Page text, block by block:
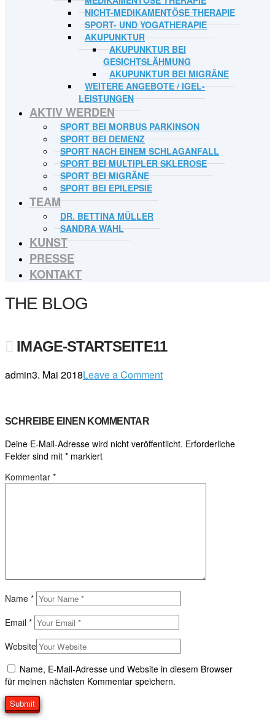
NICHT-MEDIKAMENTÖSE THERAPIE
SPORT- UND YOGATHERAPIE
AKUPUNKTUR
AKUPUNKTUR BEI
GESICHTSLÄHMUNG
AKUPUNKTUR BEI MIGRÄNE
WEITERE ANGEBOTE / IGEL-
LEISTUNGEN
AKTIV WERDEN
SPORT BEI MORBUS PARKINSON
SPORT BEI DEMENZ
SPORT NACH EINEM SCHLAGANFALL
SPORT BEI MULTIPLER SKLEROSE
SPORT BEI MIGRÄNE
SPORT BEI EPILEPSIE
TEAM
DR. BETTINA MÜLLER
SANDRA WAHL
KUNST
PRESSE
KONTAKT
THE BLOG
IMAGE-STARTSEITE11
admin3. Mai 2018Leave a Comment
SCHREIBE EINEN KOMMENTAR
Deine E-Mail-Adresse wird nicht veröffentlicht. Erforderliche
Felder sind mit * markiert
Kommentar *
Name *
Email *
Website
Name, E-Mail-Adresse und Website in diesem Browser
für meinen nächsten Kommentar speichern.